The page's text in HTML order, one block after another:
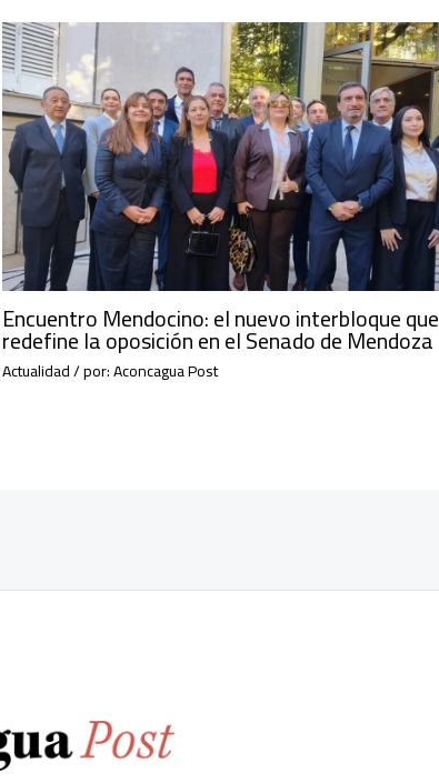
Encuentro Mendocino: el nuevo interbloque que
redefine la oposición en el Senado de Mendoza
Actualidad/ por:Aconcagua Post